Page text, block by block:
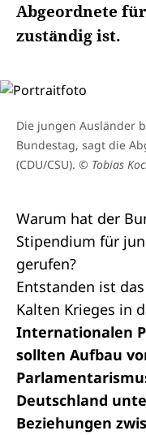
Abgeordnete
zuständig ist.
Die jungen Ausländer
Bundestag, sagt die
(CDU/CSU). © Tobias
Warum hat der
Stipendium für
gerufen?
Entstanden ist
Kalten Krieges in
Internationalen
sollten Aufbau
Deutschland
Beziehungen